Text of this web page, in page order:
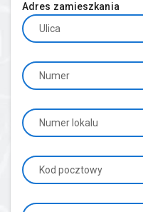
Adres zamieszkania
Ulica
Numer
Numer lokalu
Kod pocztowy